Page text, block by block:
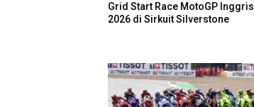
Grid Start Race MotoGP Inggris
2026 di Sirkuit Silverstone